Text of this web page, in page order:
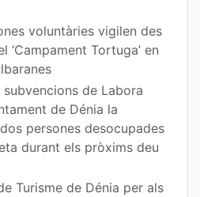
voluntàries vigilen des
‘Campament Tortuga’ en
de Labora
de Dénia la
persones desocupades
durant els pròxims deu
Turisme de Dénia per als